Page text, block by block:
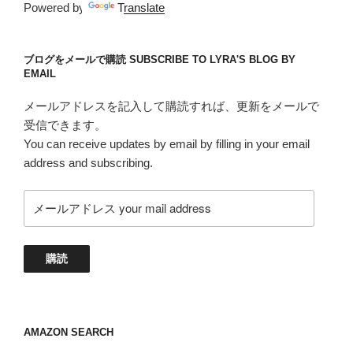
Powered by Translate
ブログをメールで購読 SUBSCRIBE TO LYRA'S BLOG BY
EMAIL
メールアドレスを記入して購読すれば、更新をメールで
受信できます。
You can receive updates by email by filling in your email
address and subscribing.
ー
ド
your
購読
AMAZON SEARCH